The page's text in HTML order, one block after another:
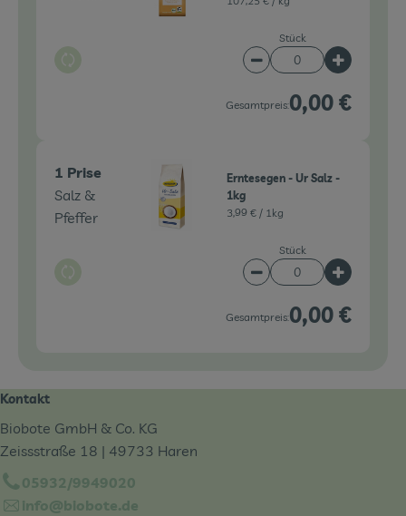
Auswahl ändern
Stück
Artikelanzahl
Gesamtpreis:0,00 €
1 Prise
Salz &
Pfeffer
Auswahl ändern
Erntesegen - Ur Salz -
1kg
3,99 € / 1kg
Stück
Artikelanzahl
Gesamtpreis:0,00 €
Kontakt
Biobote GmbH & Co. KG
Zeissstraße 18 | 49733 Haren
05932/9949020
info@biobote.de